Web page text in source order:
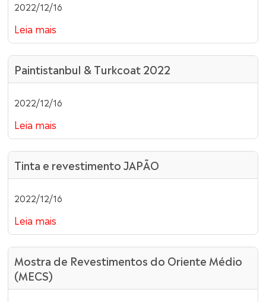
2022/12/16
Leia mais
Paintistanbul & Turkcoat 2022
2022/12/16
Leia mais
Tinta e revestimento JAPÃO
2022/12/16
Leia mais
Mostra de Revestimentos do Oriente Médio
(MECS)